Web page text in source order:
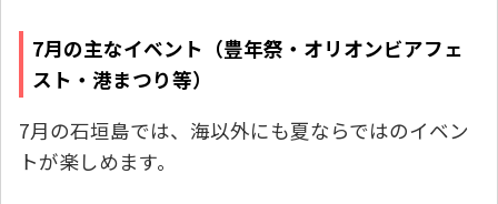
7月の主なイベント（豊年祭・オリオンビアフェ
スト・港まつり等）
7月の石垣島では、海以外にも夏ならではのイベン
トが楽しめます。